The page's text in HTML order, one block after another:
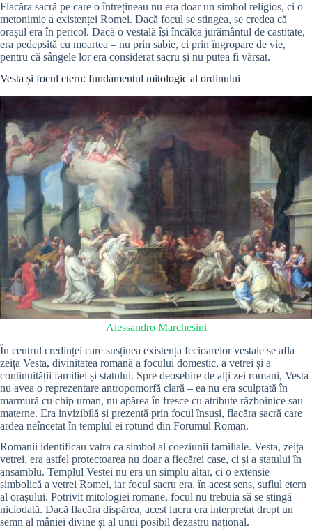
Flacăra sacră pe care o întrețineau nu era doar un simbol religios, ci o
metonimie a existenței Romei. Dacă focul se stingea, se credea că
orașul era în pericol. Dacă o vestală își încălca jurământul de castitate,
era pedepsită cu moartea – nu prin sabie, ci prin îngropare de vie,
pentru că sângele lor era considerat sacru și nu putea fi vărsat.
Vesta și focul etern: fundamentul mitologic al ordinului
Alessandro Marchesini
În centrul credinței care susținea existența fecioarelor vestale se afla
zeița Vesta, divinitatea romană a focului domestic, a vetrei și a
continuității familiei și statului. Spre deosebire de alți zei romani, Vesta
nu avea o reprezentare antropomorfă clară – ea nu era sculptată în
marmură cu chip uman, nu apărea în fresce cu atribute războinice sau
materne. Era invizibilă și prezentă prin focul însuși, flacăra sacră care
ardea neîncetat în templul ei rotund din Forumul Roman.
Romanii identificau vatra ca simbol al coeziunii familiale. Vesta, zeița
vetrei, era astfel protectoarea nu doar a fiecărei case, ci și a statului în
ansamblu. Templul Vestei nu era un simplu altar, ci o extensie
simbolică a vetrei Romei, iar focul sacru era, în acest sens, suflul etern
al orașului. Potrivit mitologiei romane, focul nu trebuia să se stingă
niciodată. Dacă flacăra dispărea, acest lucru era interpretat drept un
semn al mâniei divine și al unui posibil dezastru național.